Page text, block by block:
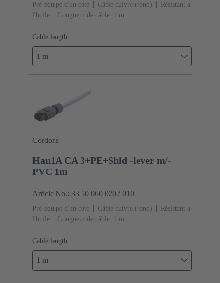
Pré-équipé d'un côté Câble cuivre (rond)
Résistant à
l'huile
Longueur de câble: 1 m
Cable length
1 m
Cordons
Han1A CA 3+PE+Shld -lever m/-
PVC 1m
Article No.: 33 50 060 0202 010
Pré-équipé d'un côté Câble cuivre (rond)
Résistant à
l'huile
Longueur de câble: 1 m
Cable length
1 m